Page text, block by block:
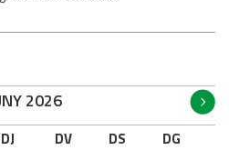
2026
DJ DV DS
DG